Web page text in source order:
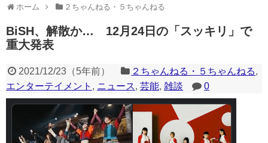
一部のコンテンツが表示されなくなったり、サイト全体のレイアウトが崩れ
たりする場合があります。
ホーム ２ちゃんねる・５ちゃんねる
BiSH、解散か… 12月24日の「スッキリ」で
重大発表
2021/12/23（5年前） ２ちゃんねる・５ちゃんねる,
エンターテイメント , ニュース, 芸能, 雑談 0